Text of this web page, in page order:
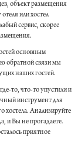
объект размещения
или хостел
сервис, скорее
основным
обратной связи мы
наших гостей.
то, что-то упустили и
инструмент для
хостела. Анализируйте
и Вы не прогадаете.
приятное